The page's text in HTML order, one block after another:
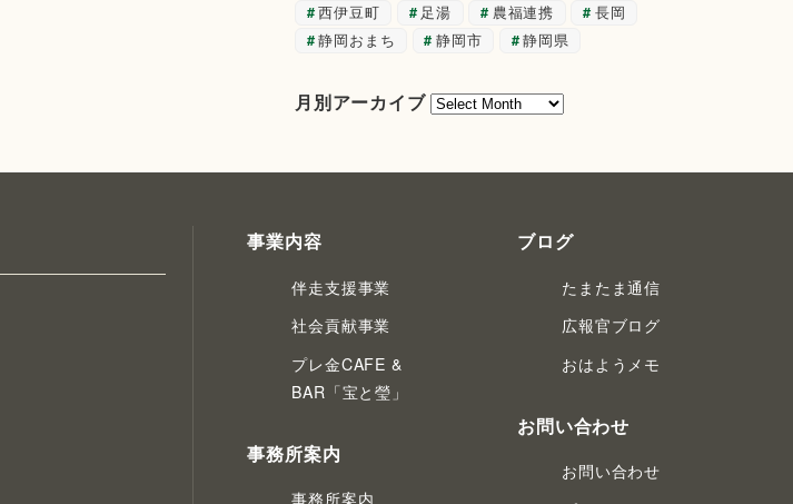
西伊豆町
足湯 農福連携
長岡
静岡おまち
静岡市 静岡県
月別アーカイブ 月
事業内容
伴走支援事業
社会貢献事業
プレ金CAFE &
BAR「宝と瑩」
事務所案内
事務所案内
ブログ
たまたま通信
広報官ブログ
おはようメモ
お問い合わせ
お問い合わせ